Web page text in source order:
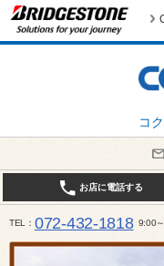
コ
お店に電話する
TEL 072-432-1818 9:00